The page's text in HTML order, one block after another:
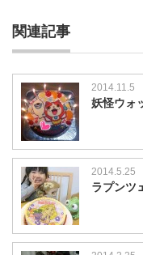
関連記事
2014.11.5
妖怪ウォ
2014.5.25
ラプンツ